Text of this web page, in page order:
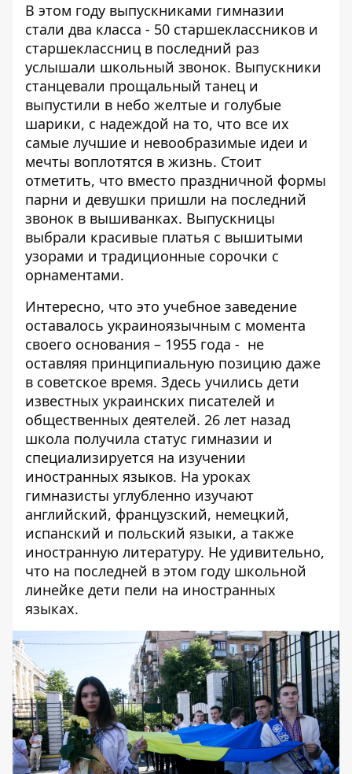
В этом году выпускниками гимназии
стали два класса - 50 старшеклассников и
старшеклассниц в последний раз
услышали школьный звонок. Выпускники
станцевали прощальный танец и
выпустили в небо желтые и голубые
шарики, с надеждой на то, что все их
самые лучшие и невообразимые идеи и
мечты воплотятся в жизнь. Стоит
отметить, что вместо праздничной формы
парни и девушки пришли на последний
звонок в вышиванках. Выпускницы
выбрали красивые платья с вышитыми
узорами и традиционные сорочки с
орнаментами.
Интересно, что это учебное заведение
оставалось украиноязычным с момента
своего основания – 1955 года - не
оставляя принципиальную позицию даже
в советское время. Здесь учились дети
известных украинских писателей и
общественных деятелей. 26 лет назад
школа получила статус гимназии и
специализируется на изучении
иностранных языков. На уроках
гимназисты углубленно изучают
английский, французский, немецкий,
испанский и польский языки, а также
иностранную литературу. Не удивительно,
что на последней в этом году школьной
линейке дети пели на иностранных
языках.